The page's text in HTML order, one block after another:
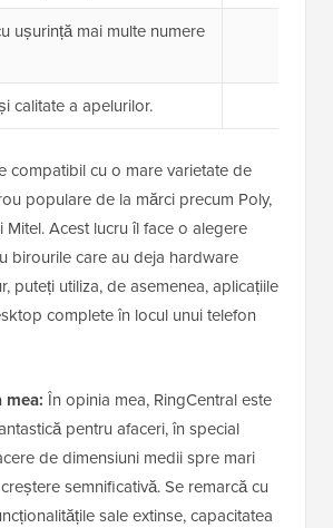
ușurință mai multe numere
calitate a apelurilor.
compatibil cu o mare varietate de
populare de la mărci precum Poly,
Mitel. Acest lucru îl face o alegere
birourile care au deja hardware
puteți utiliza, de asemenea, aplicațiile
complete în locul unui telefon
mea: În opinia mea, RingCentral este
pentru afaceri, în special
de dimensiuni medii spre mari
semnificativă. Se remarcă cu
sale extinse, capacitatea